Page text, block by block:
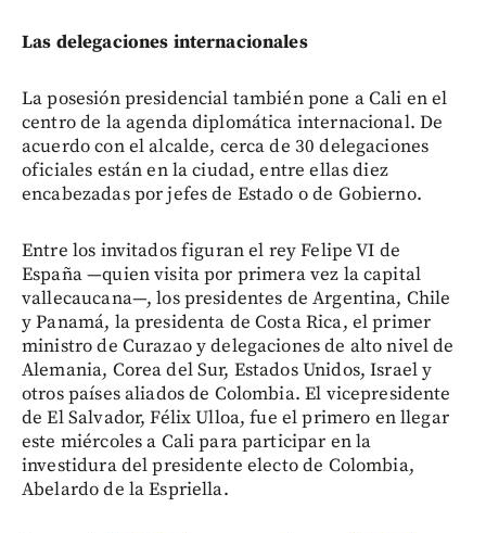
Las delegaciones internacionales
La posesión presidencial también pone a Cali en el
centro de la agenda diplomática internacional. De
acuerdo con el alcalde, cerca de 30 delegaciones
oficiales están en la ciudad, entre ellas diez
encabezadas por jefes de Estado o de Gobierno.
Entre los invitados figuran el rey Felipe VI de
España —quien visita por primera vez la capital
vallecaucana—, los presidentes de Argentina, Chile
y Panamá, la presidenta de Costa Rica, el primer
ministro de Curazao y delegaciones de alto nivel de
Alemania, Corea del Sur, Estados Unidos, Israel y
otros países aliados de Colombia. El vicepresidente
de El Salvador, Félix Ulloa, fue el primero en llegar
este miércoles a Cali para participar en la
investidura del presidente electo de Colombia,
Abelardo de la Espriella.